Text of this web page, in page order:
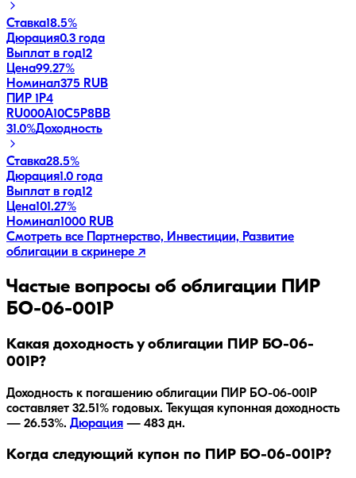
Ставка18.5%
Дюрация0.3 года
Выплат в год12
Цена99.27%
Номинал375 RUB
ПИР 1P4
RU000A10C5P8BB
31.0%Доходность
Ставка28.5%
Дюрация1.0 года
Выплат в год12
Цена101.27%
Номинал1000 RUB
Смотреть все Партнерство, Инвестиции, Развитие
облигации в скринере ↗
Частые вопросы об облигации ПИР
БО-06-001P
Какая доходность у облигации ПИР БО-06-
001P?
Доходность к погашению облигации
ПИР БО-06-001P
составляет 32.51% годовых. Текущая купонная доходность
— 26.53%. Дюрация — 483 дн.
Когда следующий купон по ПИР БО-06-001P?